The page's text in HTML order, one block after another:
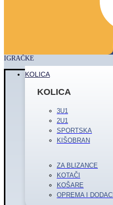
IGRAČKE
KOLICA
KOLICA
3U1
2U1
SPORTSKA
KIŠOBRAN
ZA BLIZANCE
KOTAČI
KOŠARE
OPREMA I DODACI